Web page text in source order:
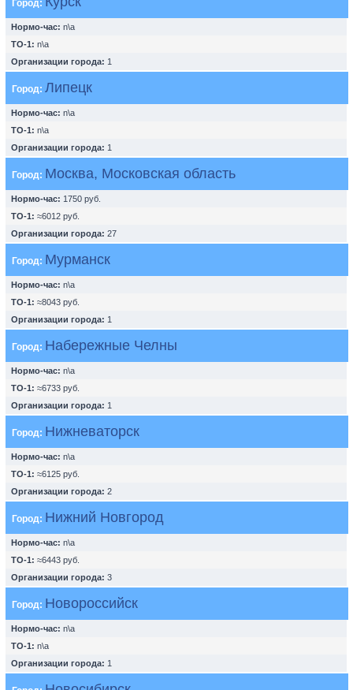
Город:
Нормо-час: n\a
ТО-1: n\a
Организации города: 1
Город: Липецк
Нормо-час: n\a
ТО-1: n\a
Организации города: 1
Город: Москва, Московская область
Нормо-час: 1750 руб.
ТО-1: ≈6012 руб.
Организации города: 27
Город: Мурманск
Нормо-час: n\a
ТО-1: ≈8043 руб.
Организации города: 1
Город: Набережные Челны
Нормо-час: n\a
ТО-1: ≈6733 руб.
Организации города: 1
Город: Нижневаторск
Нормо-час: n\a
ТО-1: ≈6125 руб.
Организации города: 2
Город: Нижний Новгород
Нормо-час: n\a
ТО-1: ≈6443 руб.
Организации города: 3
Город: Новороссийск
Нормо-час: n\a
ТО-1: n\a
Организации города: 1